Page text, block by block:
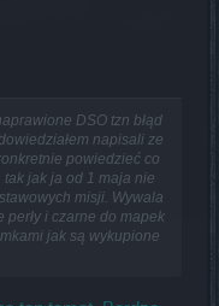
DSO tzn błąd
napisali ze
powiedzieć co
jak ja od 1 maja nie
misji. Wywala
i czarne do mapek
jak są wykupione